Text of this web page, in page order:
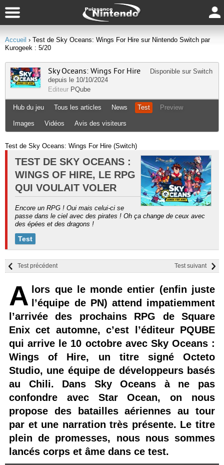
Accueil › Test de Sky Oceans: Wings For Hire sur Nintendo Switch par
Kurogeek : 5/20
Sky Oceans: Wings For Hire Disponible sur Switch
depuis le 10/10/2024
Editeur PQube
Hub du jeu Tous les articles News Test Preview
Images Vidéos Avis des visiteurs
Test de Sky Oceans: Wings For Hire (Switch)
TEST DE SKY OCEANS :
WINGS OF HIRE, LE RPG
QUI VOULAIT VOLER
Encore un RPG ! Oui mais celui-ci se
passe dans le ciel avec des pirates ! Oh ça change de ceux avec
des épées et des dragons !
Test
Test suivant
Test précédent
A lors que le monde entier (enfin juste
l’équipe de PN) attend impatiemment
l’arrivée des prochains RPG de Square
Enix cet automne, c’est l’éditeur PQUBE
qui arrive le 10 octobre avec Sky Oceans :
Wings of Hire, un titre signé Octeto
Studio, une équipe de développeurs basés
au Chili. Dans Sky Oceans à ne pas
confondre avec Star Ocean, on nous
propose des batailles aériennes au tour
par et une narration très présente. Le titre
plein de promesses, nous nous sommes
lancés corps et âme dans ce test.